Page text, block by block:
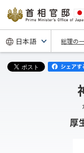
総理の
厚